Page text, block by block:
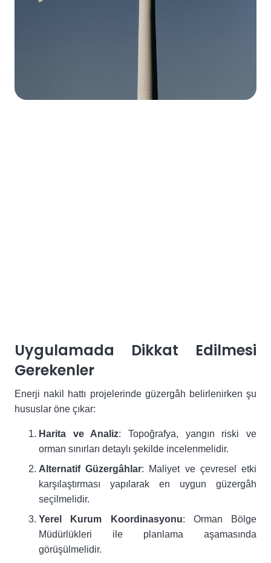
Uygulamada Dikkat Edilmesi
Gerekenler
Enerji nakil hattı projelerinde güzergâh belirlenirken şu
hususlar öne çıkar:
Harita ve Analiz: Topoğrafya, yangın riski ve
orman sınırları detaylı şekilde incelenmelidir.
Alternatif Güzergâhlar: Maliyet ve çevresel etki
karşılaştırması yapılarak en uygun güzergâh
seçilmelidir.
Yerel Kurum Koordinasyonu: Orman Bölge
Müdürlükleri ile planlama aşamasında
görüşülmelidir.